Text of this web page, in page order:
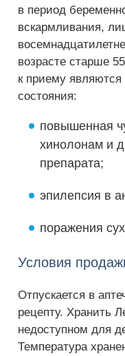
в период
вскармливания,
возрасте старше
к приему
состояния:
повышенная
хинолонам и
препарата;
эпилепсия в
поражения
Условия
Отпускается в
рецепту. Хранить
недоступном для
Температура